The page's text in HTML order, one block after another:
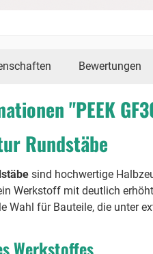
Bewertungen
"PEEK
Rundstäbe
sind hochwertige
Werkstoff mit deutlich
Wahl für Bauteile, die unter
Werkstoffes